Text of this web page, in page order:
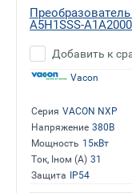
A5H1SSS-
Добавить к
Vacon
Серия VACON NXP
Напряжение 380В
Мощность 15кВт
Ток, Iном (А) 31
Защита
IP54